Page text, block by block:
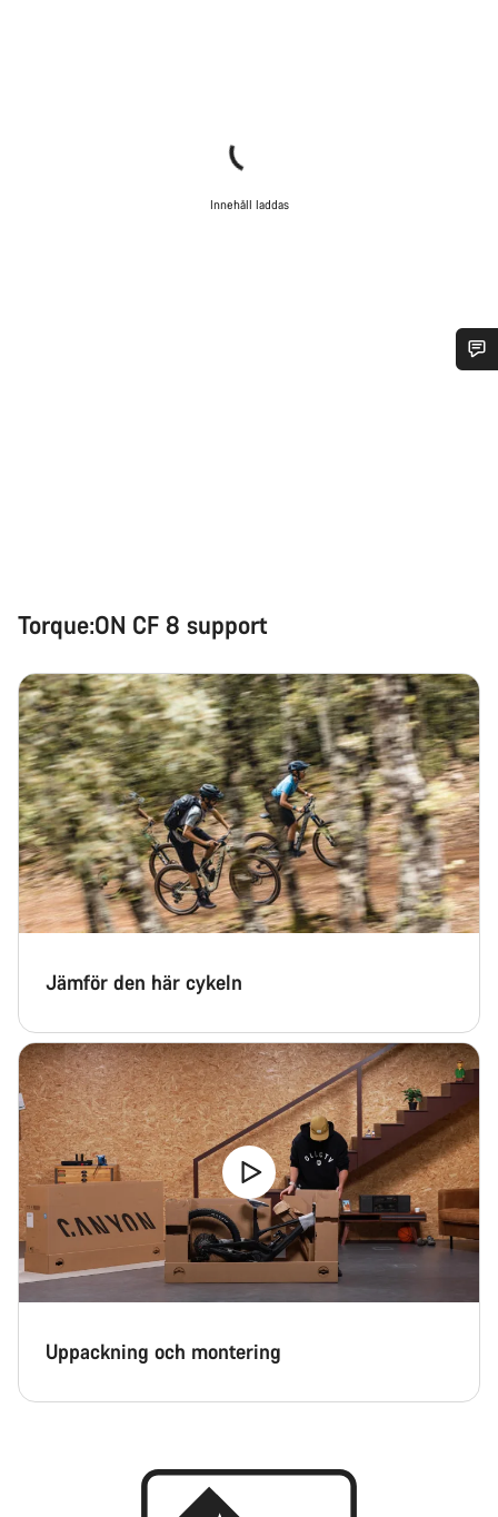
Innehåll laddas
Torque:ON CF 8 support
Jämför den här cykeln
Uppackning och montering